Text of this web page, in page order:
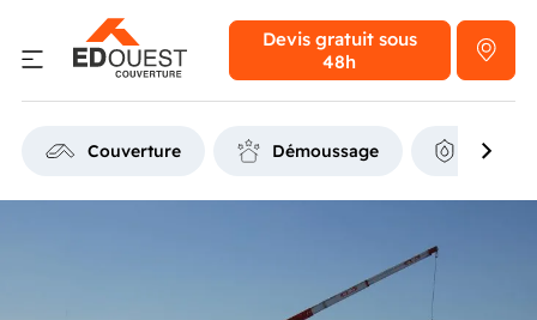
Devis gratuit sous
48h
Couverture Démoussage